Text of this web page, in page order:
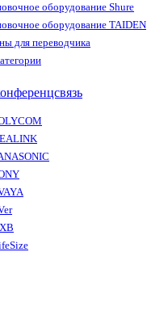
оборудование Shure
оборудование TAIDEN
для переводчика